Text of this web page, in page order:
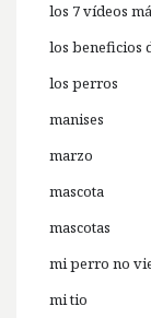
los 7 vídeos
los beneficios
los perros
manises
marzo
mascota
mascotas
mi perro no
mi tio